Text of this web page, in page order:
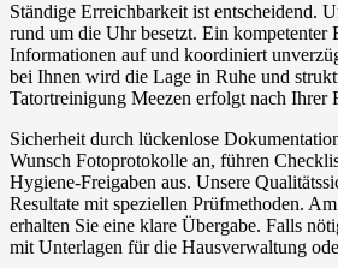
Ständige Erreichbarkeit ist entscheidend.
rund um die Uhr besetzt. Ein kompetenter
Informationen auf und koordiniert
bei Ihnen wird die Lage in Ruhe und
Tatortreinigung Meezen erfolgt nach Ihrer
Sicherheit durch lückenlose
Wunsch Fotoprotokolle an, führen
Hygiene-Freigaben aus. Unsere
Resultate mit speziellen Prüfmethoden.
erhalten Sie eine klare Übergabe. Falls
mit Unterlagen für die Hausverwaltung